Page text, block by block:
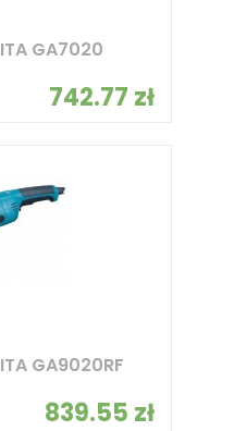
GA7020
742.77 zł
GA9020RF
839.55 zł